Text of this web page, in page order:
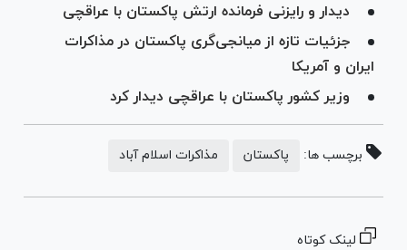
دیدار و رایزنی فرمانده ارتش پاکستان با عراقچی
جزئیات تازه از میانجی‌گری پاکستان در مذاکرات
ایران و آمریکا
وزیر کشور پاکستان با عراقچی دیدار کرد
برچسب ها: پاکستان مذاکرات اسلام آباد
لینک کوتاه